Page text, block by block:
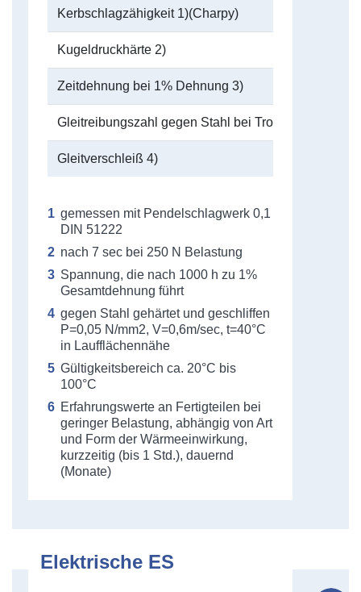
Kerbschlagzähigkeit 1)(Charpy)
Kugeldruckhärte 2)
Zeitdehnung bei 1% Dehnung 3)
Gleitreibungszahl gegen Stahl bei Trockenlauf 4)
Gleitverschleiß 4)
gemessen mit Pendelschlagwerk 0,1
DIN 51222
nach 7 sec bei 250 N Belastung
Spannung, die nach 1000 h zu 1%
Gesamtdehnung führt
gegen Stahl gehärtet und geschliffen
P=0,05 N/mm2, V=0,6m/sec, t=40°C
in Laufflächennähe
Gültigkeitsbereich ca. 20°C bis
100°C
Erfahrungswerte an Fertigteilen bei
geringer Belastung, abhängig von Art
und Form der Wärmeeinwirkung,
kurzzeitig (bis 1 Std.), dauernd
(Monate)
Elektrische ES